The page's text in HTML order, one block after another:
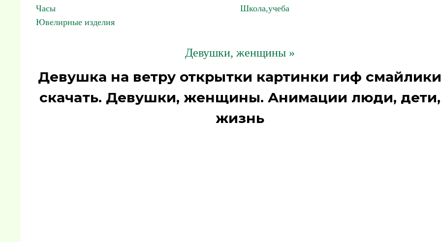
Часы
Школа,учеба
Ювелирные изделия
Девушки, женщины »
Девушка на ветру открытки картинки гиф смайлики
скачать. Девушки, женщины. Анимации люди, дети,
жизнь